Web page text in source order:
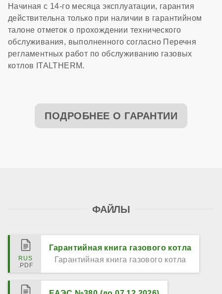
Начиная с 14-го месяца эксплуатации, гарантия
действительна только при наличии в гарантийном
талоне отметок о прохождении технического
обслуживания, выполненного согласно Перечня
регламентных работ по обслуживанию газовых
котлов ITALTHERM.
ПОДРОБНЕЕ О ГАРАНТИИ
ФАЙЛЫ
Гарантийная книга газового котла
Гарантийная книга газового котла